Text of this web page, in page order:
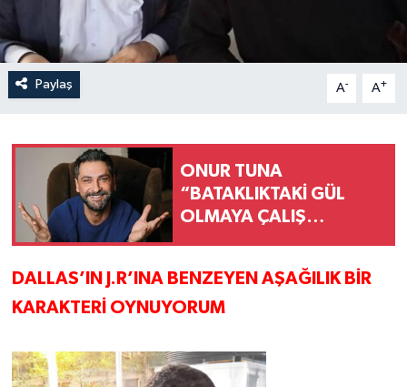
Paylaş A- A+
ONUR TUNA
“BATAKLIKTAKİ GÜL
OLMAYA ÇALIŞ
DALLAS’IN J.R’INA BENZEYEN AŞAĞILIK BİR
KARAKTERİ OYNUYORUM